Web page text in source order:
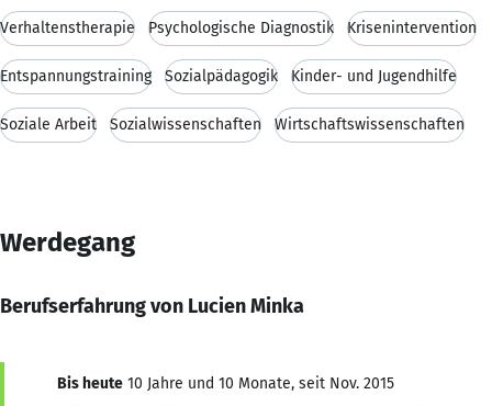
Verhaltenstherapie Psychologische Diagnostik Krisenintervention
Entspannungstraining Sozialpädagogik Kinder- und Jugendhilfe
Soziale Arbeit Sozialwissenschaften Wirtschaftswissenschaften
Werdegang
Berufserfahrung von Lucien Minka
Bis heute 10 Jahre und 10 Monate, seit Nov. 2015